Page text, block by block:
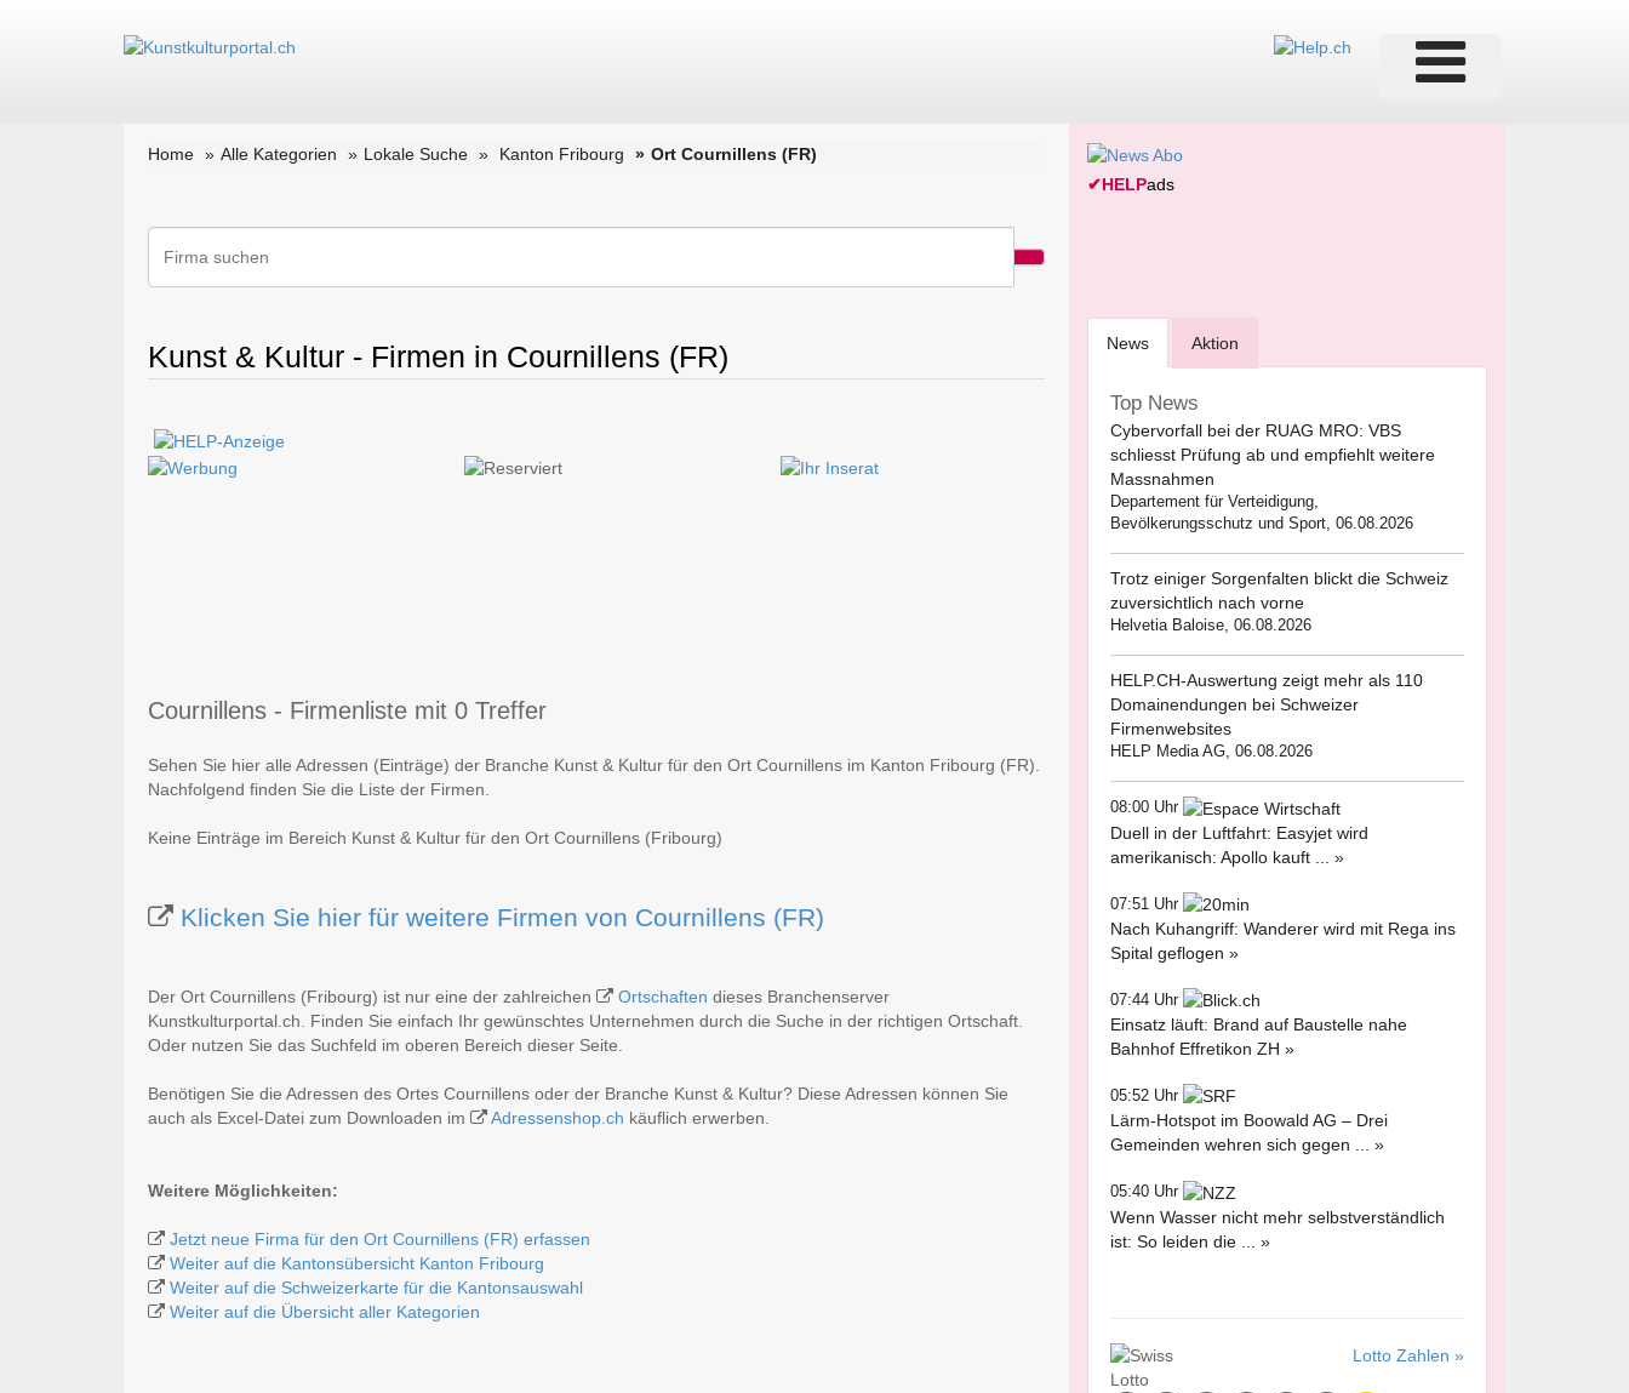
Home Alle Kategorien Lokale Suche Kanton Fribourg Ort Cournillens (FR)
Kunst & Kultur - Firmen in Cournillens (FR)
Cournillens - Firmenliste mit 0 Treffer
Sehen Sie hier alle Adressen (Einträge) der Branche Kunst & Kultur für den Ort Cournillens im Kanton Fribourg (FR).
Nachfolgend finden Sie die Liste der Firmen.
Keine Einträge im Bereich Kunst & Kultur für den Ort Cournillens (Fribourg)
Klicken Sie hier für weitere Firmen von Cournillens (FR)
Der Ort Cournillens (Fribourg) ist nur eine der zahlreichen Ortschaften dieses Branchenserver
Kunstkulturportal.ch. Finden Sie einfach Ihr gewünschtes Unternehmen durch die Suche in der richtigen Ortschaft.
Oder nutzen Sie das Suchfeld im oberen Bereich dieser Seite.
Benötigen Sie die Adressen des Ortes Cournillens oder der Branche Kunst & Kultur? Diese Adressen können Sie
auch als Excel-Datei zum Downloaden im
Adressenshop.ch käuflich erwerben.
Weitere Möglichkeiten:
Jetzt neue Firma für den Ort Cournillens (FR) erfassen
Weiter auf die Kantonsübersicht Kanton Fribourg
Weiter auf die Schweizerkarte für die Kantonsauswahl
Weiter auf die Übersicht aller Kategorien
✔HELPads
News Aktion
Top News
Cybervorfall bei der RUAG MRO: VBS
schliesst Prüfung ab und empfiehlt weitere
Massnahmen
Departement für Verteidigung,
Bevölkerungsschutz und Sport, 06.08.2026
Trotz einiger Sorgenfalten blickt die Schweiz
zuversichtlich nach vorne
Helvetia Baloise, 06.08.2026
HELP.CH-Auswertung zeigt mehr als 110
Domainendungen bei Schweizer
Firmenwebsites
HELP Media AG, 06.08.2026
08:00 Uhr
Duell in der Luftfahrt: Easyjet wird
amerikanisch: Apollo kauft ... »
07:51 Uhr
Nach Kuhangriff: Wanderer wird mit Rega ins
Spital geflogen »
07:44 Uhr
Einsatz läuft: Brand auf Baustelle nahe
Bahnhof Effretikon ZH »
05:52 Uhr
Lärm-Hotspot im Boowald AG – Drei
Gemeinden wehren sich gegen ... »
05:40 Uhr
Wenn Wasser nicht mehr selbstverständlich
ist: So leiden die ... »
Lotto Zahlen »